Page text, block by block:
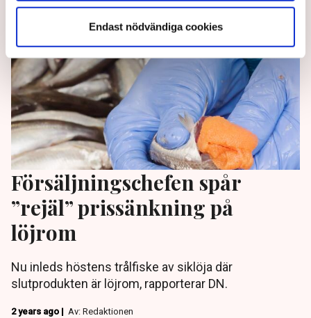
Endast nödvändiga cookies
Försäljningschefen spår
”rejäl” prissänkning på
löjrom
Nu inleds höstens trålfiske av siklöja där
slutprodukten är löjrom, rapporterar DN.
2 years ago | Av: Redaktionen